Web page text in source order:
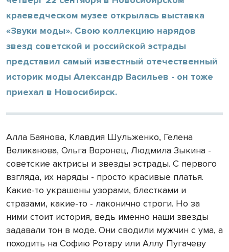
краеведческом музее открылась выставка
«Звуки моды». Свою коллекцию нарядов
звезд советской и российской эстрады
представил самый известный отечественный
историк моды Александр Васильев - он тоже
приехал в Новосибирск.
Алла Баянова, Клавдия Шульженко, Гелена
Великанова, Ольга Воронец, Людмила Зыкина -
советские актрисы и звезды эстрады. С первого
взгляда, их наряды - просто красивые платья.
Какие-то украшены узорами, блестками и
стразами, какие-то - лаконично строги. Но за
ними стоит история, ведь именно наши звезды
задавали тон в моде. Они сводили мужчин с ума, а
походить на Софию Ротару или Аллу Пугачеву